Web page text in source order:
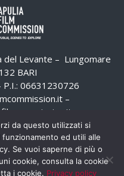
del Levante – Lungomare
BARI
P.I.: 06631230726
–
da questo utilizzati si
ed utili alle
Se vuoi saperne di più o
cookie, consulta la cookie
i cookie. Privacy policy